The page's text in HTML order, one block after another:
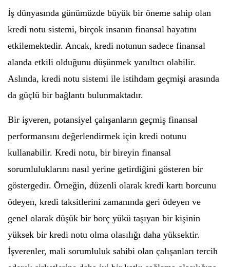
İş dünyasında günümüzde büyük bir öneme sahip olan
kredi notu sistemi, birçok insanın finansal hayatını
etkilemektedir. Ancak, kredi notunun sadece finansal
alanda etkili olduğunu düşünmek yanıltıcı olabilir.
Aslında, kredi notu sistemi ile istihdam geçmişi arasında
da güçlü bir bağlantı bulunmaktadır.
Bir işveren, potansiyel çalışanların geçmiş finansal
performansını değerlendirmek için kredi notunu
kullanabilir. Kredi notu, bir bireyin finansal
sorumluluklarını nasıl yerine getirdiğini gösteren bir
göstergedir. Örneğin, düzenli olarak kredi kartı borcunu
ödeyen, kredi taksitlerini zamanında geri ödeyen ve
genel olarak düşük bir borç yükü taşıyan bir kişinin
yüksek bir kredi notu olma olasılığı daha yüksektir.
İşverenler, mali sorumluluk sahibi olan çalışanları tercih